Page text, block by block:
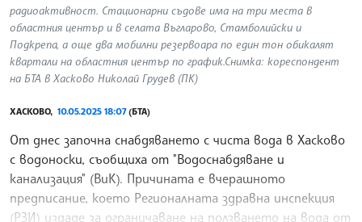
радиоактивност. Стационарни съдове има на три места в
областния център и в селата Въгларово, Стамболийски и
Подкрепа, а още два мобилни резервоара по един тон обикалят
квартали на областния център по график.Снимка: кореспондент
на БТА в Хасково Николай Грудев (ПК)
ХАСКОВО, 10.05.2025 18:07(БТА)
От днес започна снабдяването с чиста вода в Хасково
с водоноски, съобщиха от "Водоснабдяване и
канализация" (ВиК). Причината е вчерашното
предписание, което Регионалната здравна инспекция
(РЗИ) издаде за ограничаване на ползването на вода от